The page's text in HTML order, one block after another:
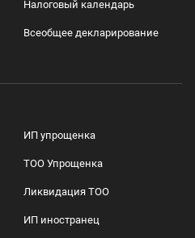
Налоговый календарь
Всеобщее декларирование
ИП упрощенка
ТОО Упрощенка
Ликвидация ТОО
ИП иностранец